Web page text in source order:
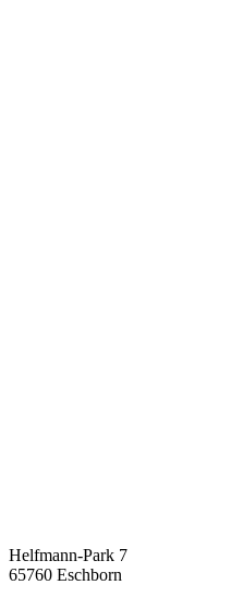
Helfmann-Park 7
65760 Eschborn